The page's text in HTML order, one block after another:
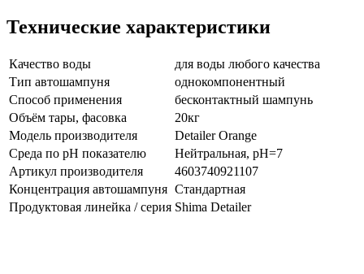
Технические характеристики
Качество воды
для воды любого качества
Тип автошампуня
однокомпонентный
Способ применения
бесконтактный шампунь
Объём тары, фасовка
20кг
Модель производителя
Detailer Orange
Среда по pH показателю
Нейтральная, pH=7
Артикул производителя
4603740921107
Концентрация автошампуня Стандартная
Продуктовая линейка / серия Shima Detailer